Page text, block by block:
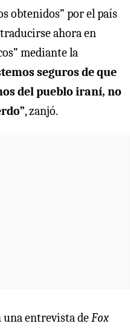
obtenidos” por el país
ahora en
mediante la
seguros de que
del pueblo iraní, no
, zanjó.
una entrevista deFox